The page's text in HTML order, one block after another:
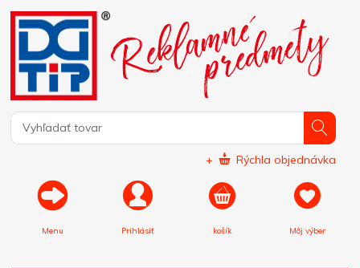
+ Rýchla objednávka
Menu Prihlásiť košík Môj výber